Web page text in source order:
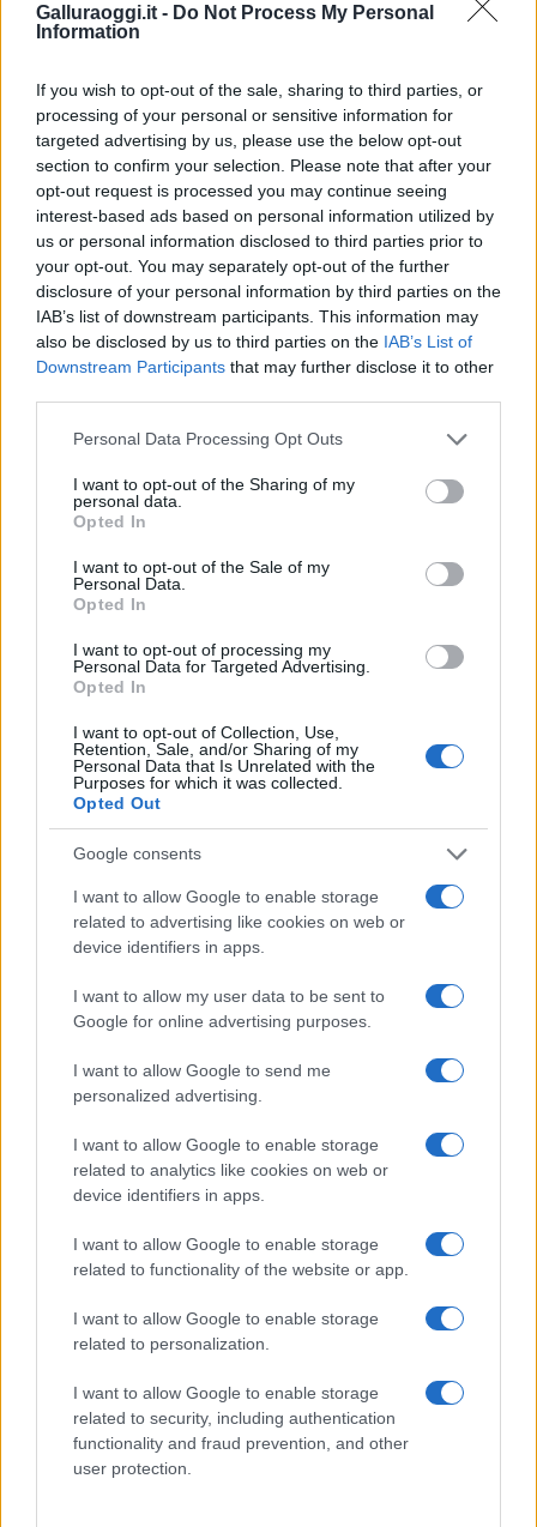
Galluraoggi.it - Do Not Process My Personal
Information
If you wish to opt-out of the sale, sharing to third parties, or
processing of your personal or sensitive information for
targeted advertising by us, please use the below opt-out
section to confirm your selection. Please note that after your
opt-out request is processed you may continue seeing
interest-based ads based on personal information utilized by
us or personal information disclosed to third parties prior to
your opt-out. You may separately opt-out of the further
disclosure of your personal information by third parties on the
IAB’s list of downstream participants. This information may
also be disclosed by us to third parties on the IAB’s List of
Downstream Participants that may further disclose it to other
Please note that this website/app uses one or more Google
not limited to your visit or usage behaviour. You may click to
grant or deny consent to Google and its third-party tags to
use your data for below specified purposes in below Google
consent section.
Personal Data Processing Opt Outs
I want to opt-out of the Sharing of my
personal data.
Opted In
I want to opt-out of the Sale of my
Personal Data.
Opted In
I want to opt-out of processing my
Personal Data for Targeted Advertising.
Opted In
I want to opt-out of Collection, Use,
Retention, Sale, and/or Sharing of my
Personal Data that Is Unrelated with the
Purposes for which it was collected.
Opted Out
Google consents
I want to allow Google to enable storage
related to advertising like cookies on web or
device identifiers in apps.
I want to allow my user data to be sent to
Google for online advertising purposes.
I want to allow Google to send me
personalized advertising.
I want to allow Google to enable storage
related to analytics like cookies on web or
device identifiers in apps.
I want to allow Google to enable storage
related to functionality of the website or app.
I want to allow Google to enable storage
related to personalization.
I want to allow Google to enable storage
related to security, including authentication
functionality and fraud prevention, and other
user protection.
Vuoi rimuovere le pubblicità nazionali?
Puoi abbonarti asoli € 1,10 al mese
cliccandoqui
Sei già abbonato?
Puoi effettuare l'accesso andando nella
sezioneLogindal menù del sito o
cliccandoqui
TEMI: Domenico Millelire
Pattugliatore Millelire
Entra nel canale telegram di
GalluraOggi.it
i tuoi video e le tue foto
Su WhatsApp al numero +39
345 356 7512
Ricevi le nostre ultime news
daGoogle News
Condividi l'articolo
F
a
ce
b
o
o
k
T
w
it
te
r
Pi
n
te
re
st
W
h
at
s
A
p
p
S
h
a
Articolo precedente
Prossimo articolo
NOTIZIE RECENTI